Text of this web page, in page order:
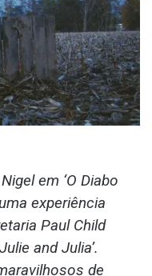
em ‘O Diabo
experiência
Paul Child
and Julia’.
de